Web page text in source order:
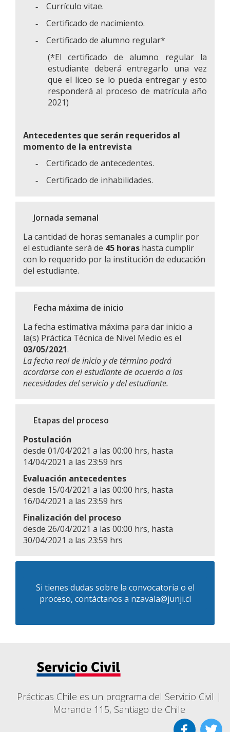
- Currículo vitae.
- Certificado de nacimiento.
-
Certificado de alumno regular*
(*El certificado de alumno regular la
estudiante deberá entregarlo una vez
que el liceo se lo pueda entregar y esto
responderá al proceso de matrícula año
2021)
Antecedentes que serán requeridos al
momento de la entrevista
- Certificado de antecedentes.
- Certificado de inhabilidades.
Jornada semanal
La cantidad de horas semanales a cumplir por
el estudiante será de 45 horas hasta cumplir
con lo requerido por la institución de educación
del estudiante.
Fecha máxima de inicio
La fecha estimativa máxima para dar inicio a
la(s) Práctica Técnica de Nivel Medio es el
03/05/2021.
La fecha real de inicio y de término podrá
acordarse con el estudiante de acuerdo a las
necesidades del servicio y del estudiante.
Etapas del proceso
Postulación
desde 01/04/2021 a las 00:00 hrs, hasta
14/04/2021 a las 23:59 hrs
Evaluación antecedentes
desde 15/04/2021 a las 00:00 hrs, hasta
16/04/2021 a las 23:59 hrs
Finalización del proceso
desde 26/04/2021 a las 00:00 hrs, hasta
30/04/2021 a las 23:59 hrs
Si tienes dudas sobre la convocatoria o el
proceso, contáctanos a nzavala@junji.cl
Prácticas Chile es un programa del Servicio Civil |
Morande 115, Santiago de Chile